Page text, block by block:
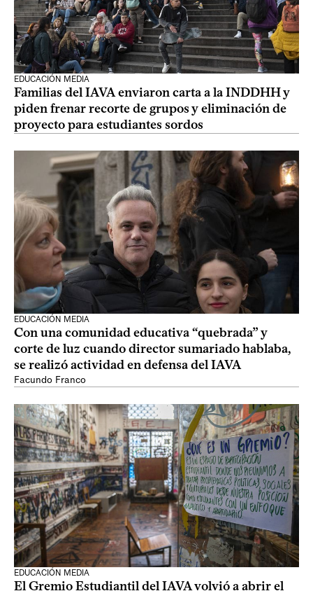
EDUCACIÓN MEDIA
Familias del IAVA enviaron carta a la INDDHH y
piden frenar recorte de grupos y eliminación de
proyecto para estudiantes sordos
EDUCACIÓN MEDIA
Con una comunidad educativa “quebrada” y
corte de luz cuando director sumariado hablaba,
se realizó actividad en defensa del IAVA
Facundo Franco
EDUCACIÓN MEDIA
El Gremio Estudiantil del IAVA volvió a abrir el